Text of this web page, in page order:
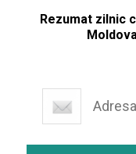
Rezumat zilnic